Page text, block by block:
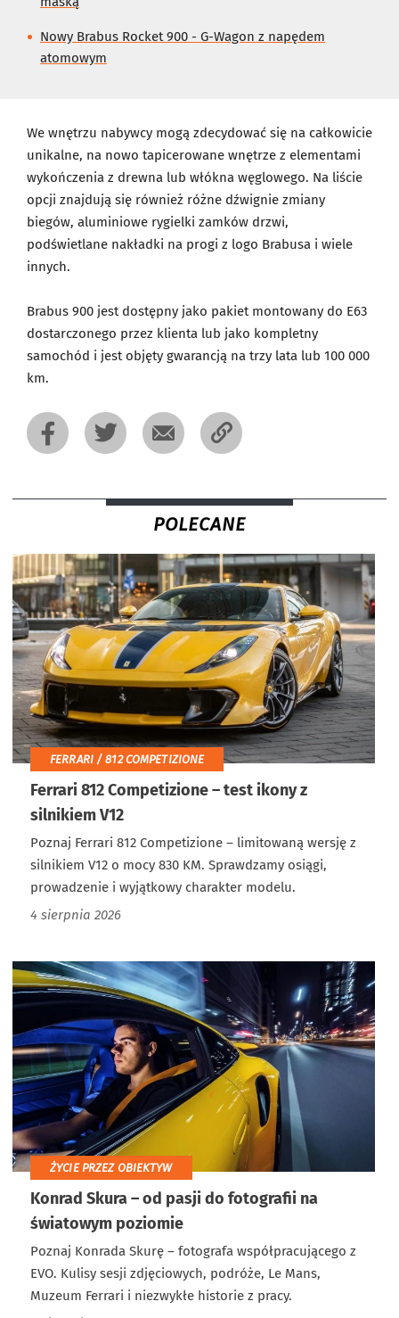
Nowy Brabus Rocket 900 - G-Wagon z napędem
atomowym
We wnętrzu nabywcy mogą zdecydować się na całkowicie
unikalne, na nowo tapicerowane wnętrze z elementami
wykończenia z drewna lub włókna węglowego. Na liście
opcji znajdują się również różne dźwignie zmiany
biegów, aluminiowe rygielki zamków drzwi,
podświetlane nakładki na progi z logo Brabusa i wiele
innych.
Brabus 900 jest dostępny jako pakiet montowany do E63
dostarczonego przez klienta lub jako kompletny
samochód i jest objęty gwarancją na trzy lata lub 100 000
km.
POLECANE
FERRARI / 812 COMPETIZIONE
Ferrari 812 Competizione – test ikony z
silnikiem V12
Poznaj Ferrari 812 Competizione – limitowaną wersję z
silnikiem V12 o mocy 830 KM. Sprawdzamy osiągi,
prowadzenie i wyjątkowy charakter modelu.
4 sierpnia 2026
ŻYCIE PRZEZ OBIEKTYW
Konrad Skura – od pasji do fotografii na
światowym poziomie
Poznaj Konrada Skurę – fotografa współpracującego z
EVO. Kulisy sesji zdjęciowych, podróże, Le Mans,
Muzeum Ferrari i niezwykłe historie z pracy.